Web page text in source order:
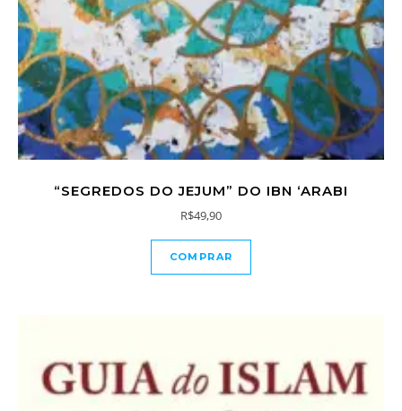
“SEGREDOS DO JEJUM” DO IBN ‘ARABI
R$49,90
COMPRAR